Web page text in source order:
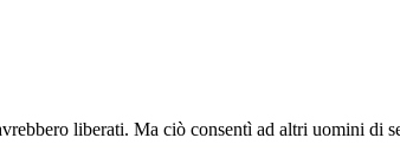
liberati. Ma ciò consentì ad altri uomini di